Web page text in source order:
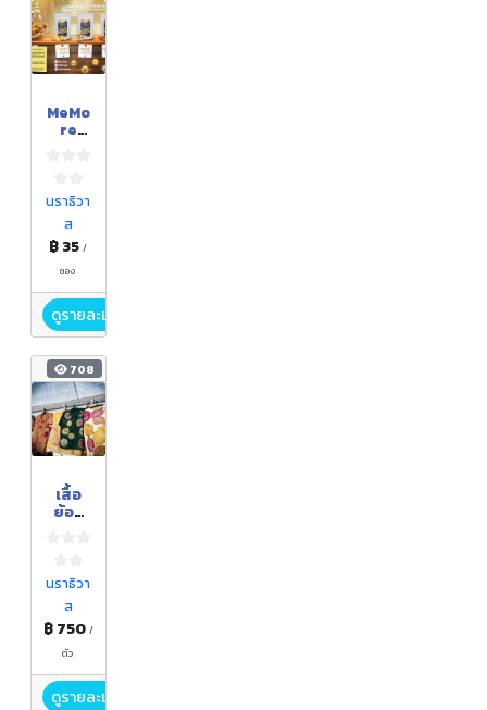
MeMo
re
ะกรอบ
นราธิวา
ส
฿ 35/
ซอง
ดูรายละเอียด
708
เสื้อ
ย้อม
นราธิวา
ส
฿ 750 /
ตัว
ดูรายละเอียด